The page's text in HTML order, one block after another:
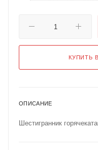
КУПИТЬ
ОПИСАНИЕ
Шестигранник